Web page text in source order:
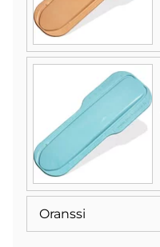
Oranssi